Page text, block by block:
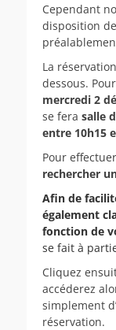
Cependant
disposition
La
dessous.
mercredi 2
se fera salle
entre 10h15
Pour
rechercher
Afin de
également
fonction de
se fait à
Cliquez
accéderez
simplement d’
réservation.